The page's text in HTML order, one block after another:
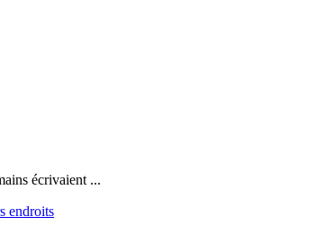
écrivaient ...
endroits